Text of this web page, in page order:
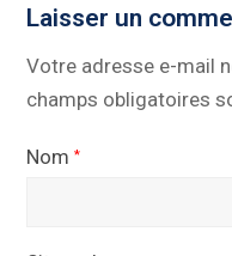
Laisser un
Votre adresse e-mail
champs obligatoires
Nom*